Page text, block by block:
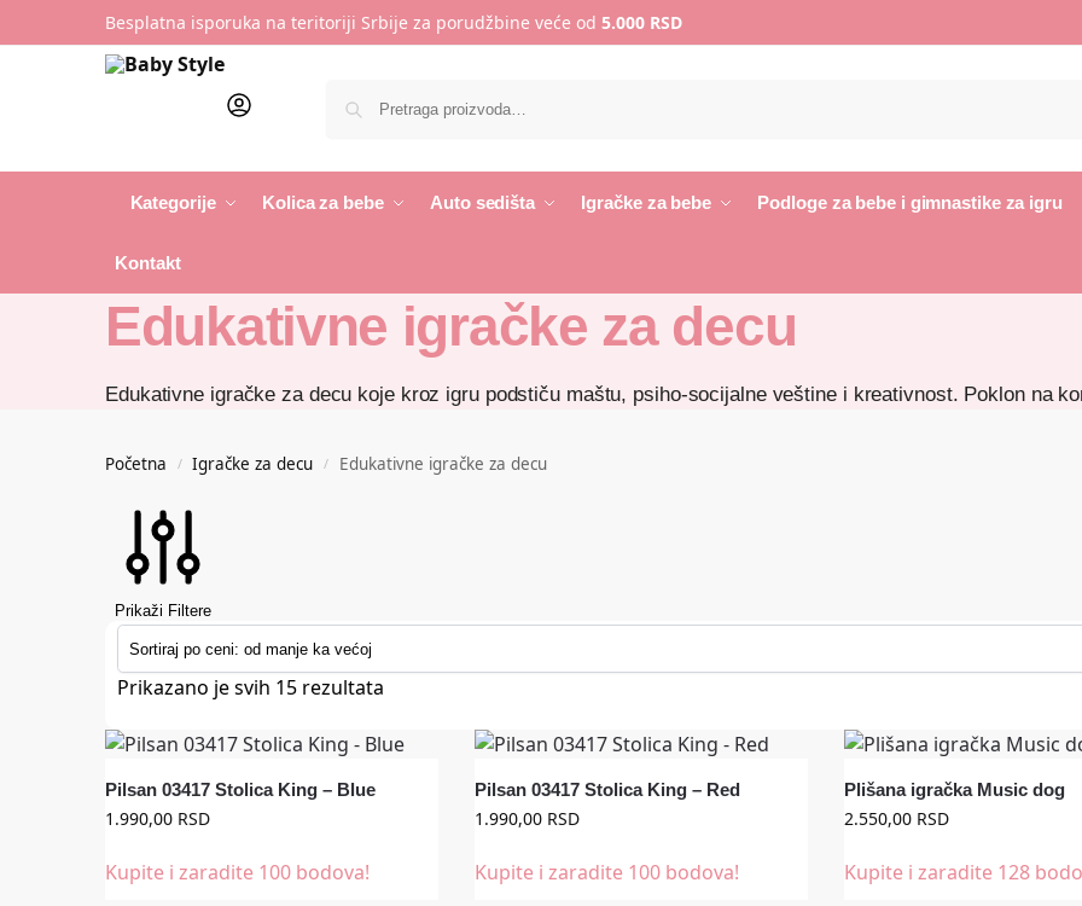
Besplatna isporuka na teritoriji Srbije za porudžbine veće od 5.000 RSD
Kategorije Kolica za bebe Auto sedišta Igračke za bebe Podloge za bebe i gimnastike za igru
Kontakt
Edukativne igračke za decu
Edukativne igračke za decu koje kroz igru podstiču maštu, psiho-socijalne veštine i kreativnost. Poklon na
Početna / Igračke za decu / Edukativne igračke za decu
Prikaži Filtere
Prikazano je svih 15 rezultata
Pilsan 03417 Stolica King – Blue
1.990,00 RSD
Kupite i zaradite 100 bodova!
Pilsan 03417 Stolica King – Red
1.990,00 RSD
Kupite i zaradite 100 bodova!
Plišana igračka Music dog
2.550,00 RSD
Kupite i zaradite 128